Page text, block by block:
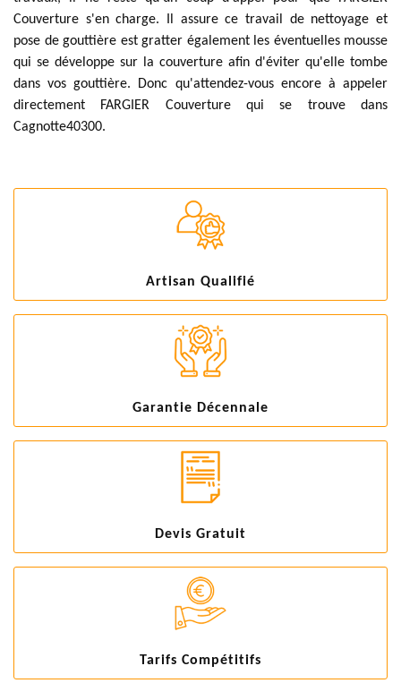
Couverture s'en charge. Il assure ce travail de nettoyage et
pose de gouttière est gratter également les éventuelles mousse
qui se développe sur la couverture afin d'éviter qu'elle tombe
dans vos gouttière. Donc qu'attendez-vous encore à appeler
directement FARGIER Couverture qui se trouve dans
Cagnotte40300.
Artisan Qualifié
Garantie Décennale
Devis Gratuit
Tarifs Compétitifs